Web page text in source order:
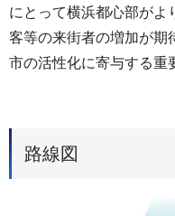
にとって横浜都心部がよ
客等の来街者の増加が期
市の活性化に寄与する重
路線図